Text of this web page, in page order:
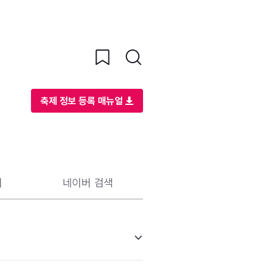
축제 정보 등록 매뉴얼
네이버 검색